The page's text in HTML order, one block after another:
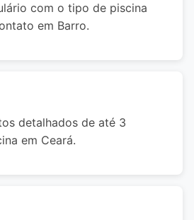
com o tipo de piscina
em Barro.
detalhados de até 3
em Ceará.